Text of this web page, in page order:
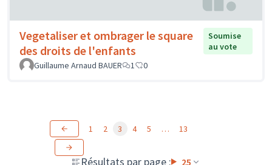
Vegetaliser et ombrager le square
des droits de l'enfants
Soumise
au vote
Guillaume Arnaud BAUER
1 0
Résultats par page : 25
1 2 3 4 5 … 13